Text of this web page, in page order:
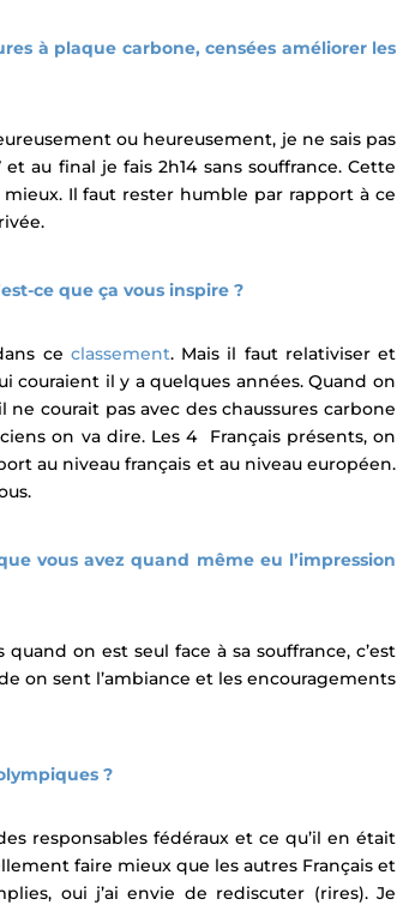
à plaque carbone, censées améliorer les
ou heureusement, je ne sais pas
au final je fais 2h14 sans souffrance. Cette
mieux. Il faut rester humble par rapport à ce
ce que ça vous inspire ?
ce classement. Mais il faut relativiser et
couraient il y a quelques années. Quand on
courait pas avec des chaussures carbone
on va dire. Les 4 Français présents, on
au niveau français et au niveau européen.
vous avez quand même eu l’impression
on est seul face à sa souffrance, c’est
on sent l’ambiance et les encouragements
?
responsables fédéraux et ce qu’il en était
faire mieux que les autres Français et
oui j’ai envie de rediscuter (rires). Je